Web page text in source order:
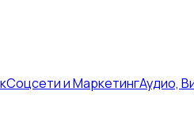
Соцсети и МаркетингАудио,